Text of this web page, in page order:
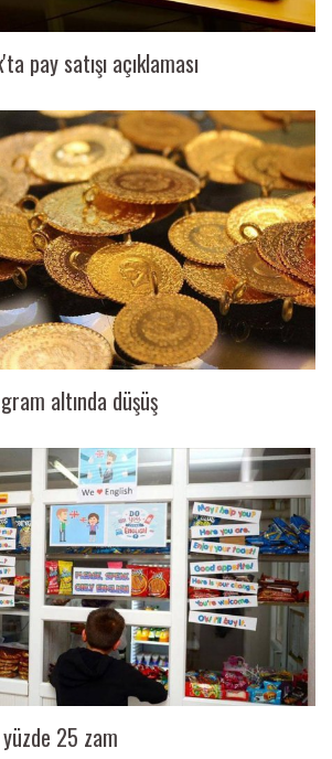
pay satışı açıklaması
altında düşüş
25 zam